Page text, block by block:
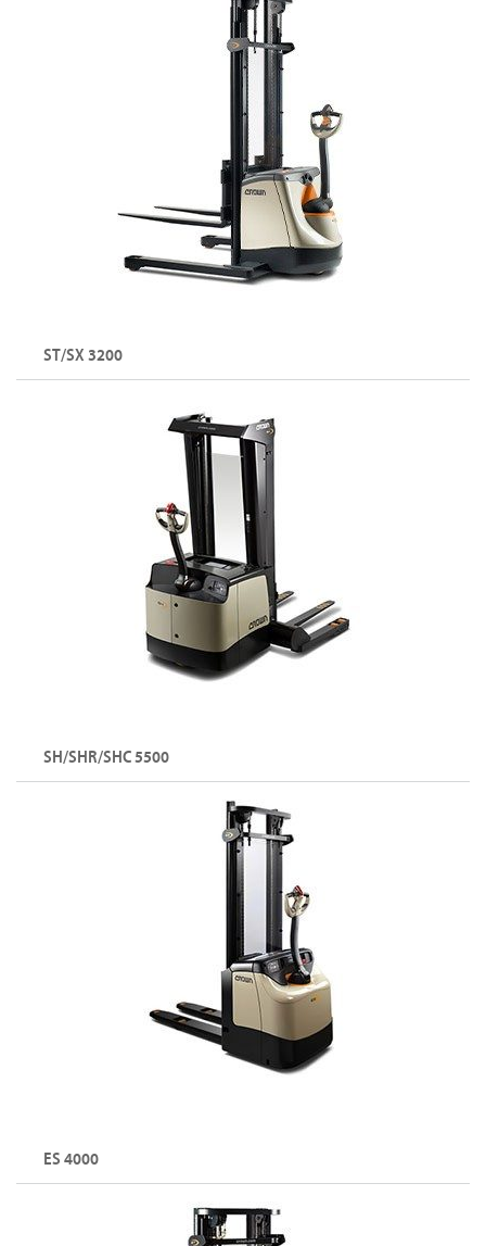
ST/SX 3200
SH/SHR/SHC 5500
ES 4000